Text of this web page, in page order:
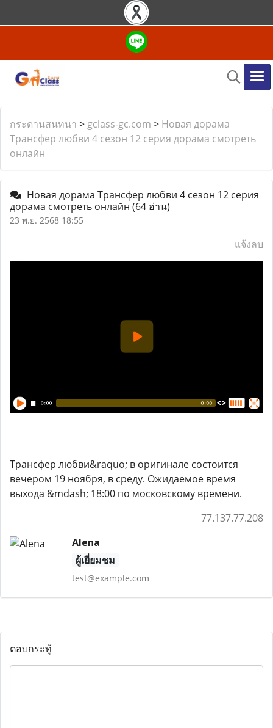
กระดานสนทนา > gclass-gc.com > Новая дорама
Трансфер любви 4 сезон 12 серия дорама смотреть
онлайн
Новая дорама Трансфер любви 4 сезон 12 серия
дорама смотреть онлайн (64 อ่าน)
23 พ.ย. 2568 18:55
แจ้งลบ
Трансфер любви&raquo; в оригинале состоится
вечером 19 ноября, в среду. Ожидаемое время
выхода &mdash; 18:00 по московскому времени.
77.137.77.208
Alena
ผู้เยี่ยมชม
test@example.com
ตอบกระทู้